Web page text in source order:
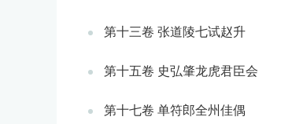
第十三卷 张道陵七试赵升
第十五卷 史弘肇龙虎君臣会
第十七卷 单符郎全州佳偶